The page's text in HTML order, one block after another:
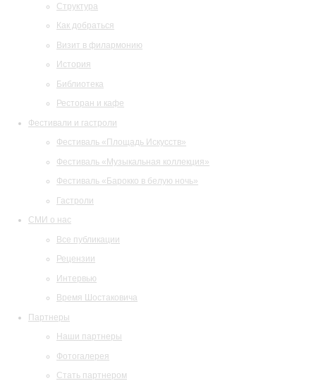
Структура
Как добраться
Визит в филармонию
История
Библиотека
Ресторан и кафе
Фестивали и гастроли
Фестиваль «Площадь Искусств»
Фестиваль «Музыкальная коллекция»
Фестиваль «Барокко в белую ночь»
Гастроли
СМИ о нас
Все публикации
Рецензии
Интервью
Время Шостаковича
Партнеры
Наши партнеры
Фотогалерея
Стать партнером